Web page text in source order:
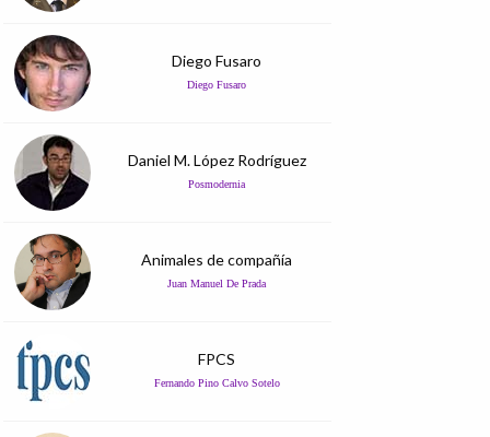
Diego Fusaro
Diego Fusaro
Daniel M. López Rodríguez
Posmodernia
Animales de compañía
Juan Manuel De Prada
FPCS
Fernando Pino Calvo Sotelo